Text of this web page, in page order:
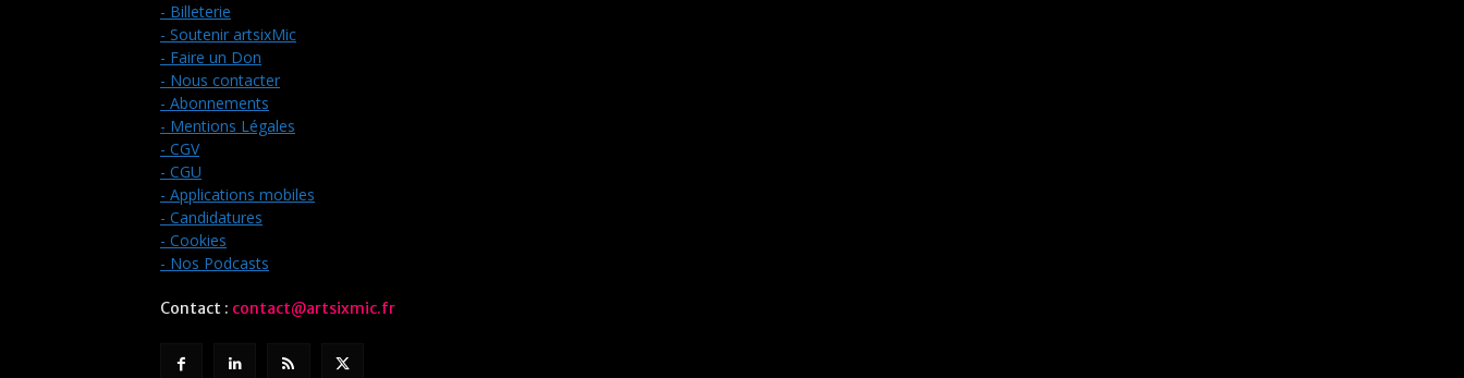
- Billeterie
- Soutenir artsixMic
- Faire un Don
- Nous contacter
- Abonnements
- Mentions Légales
- CGV
- CGU
- Applications mobiles
- Candidatures
- Cookies
- Nos Podcasts
Contact : contact@artsixmic.fr